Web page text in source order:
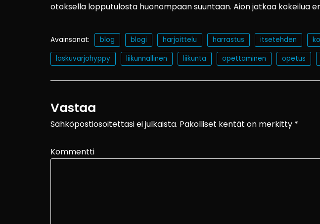
otoksella lopputulosta huonompaan suuntaan. Aion jatkaa kokeilua
Avainsanat: blog blogi harjoittelu harrastus itsetehden
laskuvarjohyppy
liikunnallinen liikunta opettaminen opetus
Vastaa
Sähköpostiosoitettasi ei julkaista. Pakolliset kentät on merkitty *
Kommentti